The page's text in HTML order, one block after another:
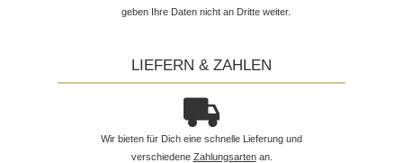
geben Ihre Daten nicht an Dritte weiter.
LIEFERN & ZAHLEN
Wir bieten für Dich eine schnelle Lieferung und
verschiedene Zahlungsartenan.